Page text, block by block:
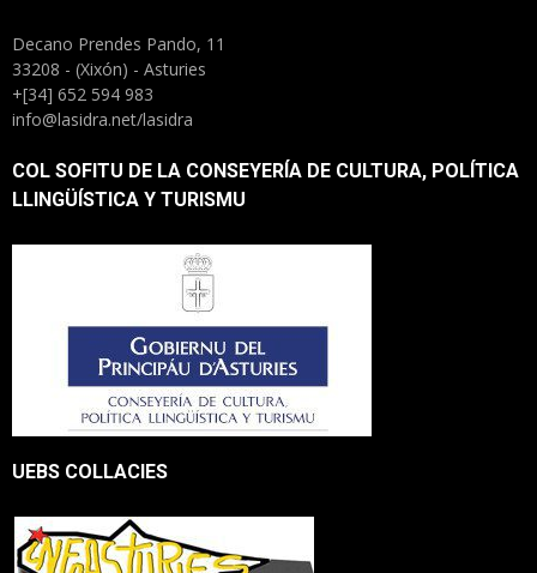
Decano Prendes Pando, 11
33208 - (Xixón) - Asturies
+[34] 652 594 983
info@lasidra.net/lasidra
COL SOFITU DE LA CONSEYERÍA DE CULTURA, POLÍTICA
LLINGÜÍSTICA Y TURISMU
UEBS COLLACIES